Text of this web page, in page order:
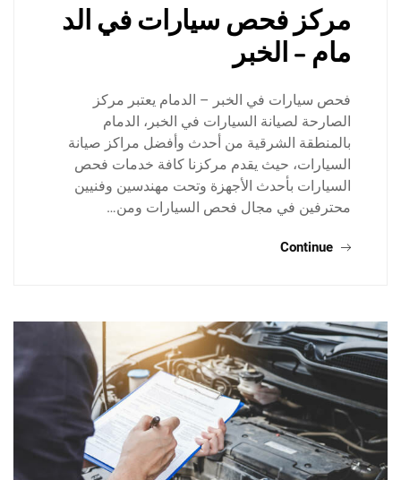
مركز فحص سيارات في الد
مام – الخبر
فحص سيارات في الخبر – الدمام يعتبر مركز
الصارحة لصيانة السيارات في الخبر، الدمام
بالمنطقة الشرقية من أحدث وأفضل مراكز صيانة
السيارات، حيث يقدم مركزنا كافة خدمات فحص
السيارات بأحدث الأجهزة وتحت مهندسين وفنيين
محترفين في مجال فحص السيارات ومن…
Continue